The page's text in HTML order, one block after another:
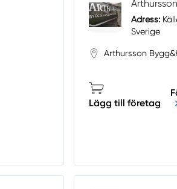
Adress:
Sverige
Arthursson
Lägg till företag